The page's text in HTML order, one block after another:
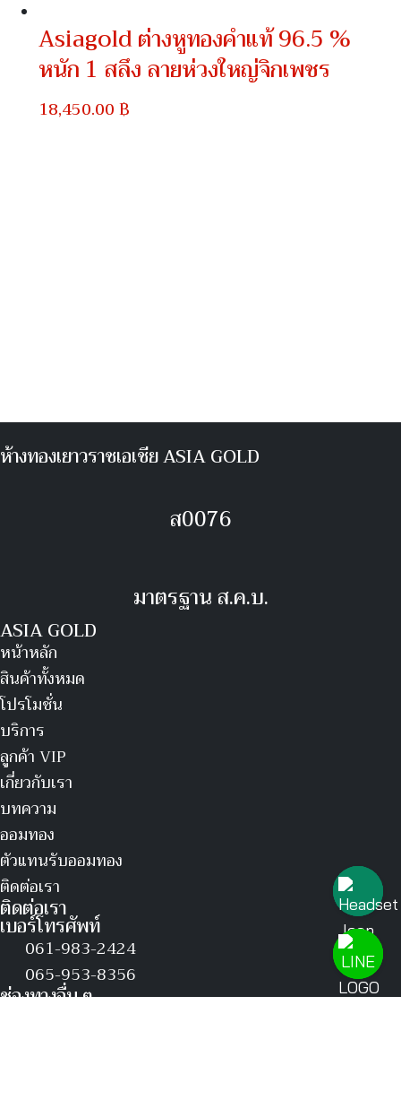
Asiagold ต่างหูทองคำแท้ 96.5 %
หนัก 1 สลึง ลายห่วงใหญ่จิกเพชร
18,450.00฿
ห้างทองเยาวราชเอเชีย ASIA GOLD
ส0076
มาตรฐาน ส.ค.บ.
ASIA GOLD
หน้าหลัก
สินค้าทั้งหมด
โปรโมชั่น
บริการ
ลูกค้า VIP
เกี่ยวกับเรา
บทความ
ออมทอง
ตัวแทนรับออมทอง
ติดต่อเรา
ติดต่อเรา
เบอร์โทรศัพท์
061-983-2424
065-953-8356
ช่องทางอื่น ๆ